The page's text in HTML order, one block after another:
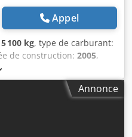
Appel
5 100 kg, type de carburant:
de construction: 2005,
- XAS426 S/N - YA3-
Abueha ANNÉE - 2005
min) - 25 CIS (bar) - 7
Annonce